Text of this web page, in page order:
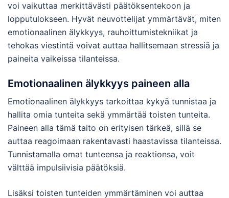
voi vaikuttaa merkittävästi päätöksentekoon ja
lopputulokseen. Hyvät neuvottelijat ymmärtävät, miten
emotionaalinen älykkyys, rauhoittumistekniikat ja
tehokas viestintä voivat auttaa hallitsemaan stressiä ja
paineita vaikeissa tilanteissa.
Emotionaalinen älykkyys paineen alla
Emotionaalinen älykkyys tarkoittaa kykyä tunnistaa ja
hallita omia tunteita sekä ymmärtää toisten tunteita.
Paineen alla tämä taito on erityisen tärkeä, sillä se
auttaa reagoimaan rakentavasti haastavissa tilanteissa.
Tunnistamalla omat tunteensa ja reaktionsa, voit
välttää impulsiivisia päätöksiä.
Lisäksi toisten tunteiden ymmärtäminen voi auttaa